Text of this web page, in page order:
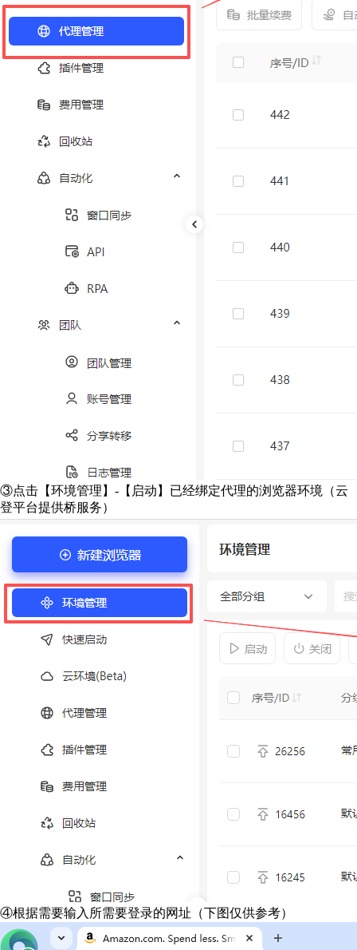
③点击【环境管理】-【启动】已经绑定代理的浏览器环境（云
登平台提供桥服务）
④根据需要输入所需要登录的网址（下图仅供参考）